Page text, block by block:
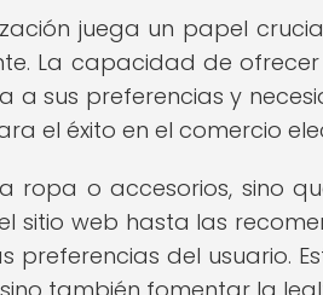
juega un papel
La capacidad de
sus preferencias y
el éxito en el comercio
ropa o accesorios, sino
sitio web hasta las
preferencias del usuario.